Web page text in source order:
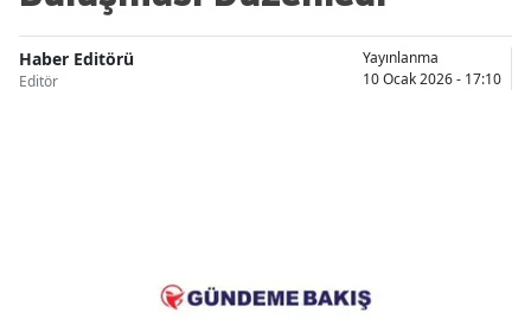
Haber Editörü
Editör
Yayınlanma
10 Ocak 2026 - 17:10